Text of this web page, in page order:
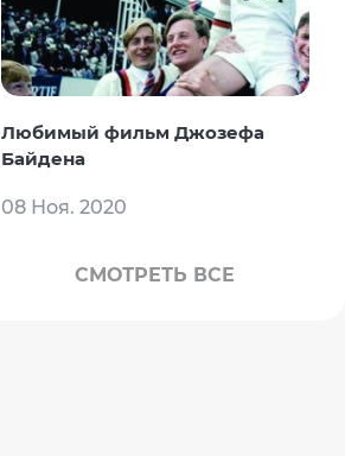
Любимый фильм Джозефа
Байдена
08 Ноя. 2020
СМОТРЕТЬ ВСЕ